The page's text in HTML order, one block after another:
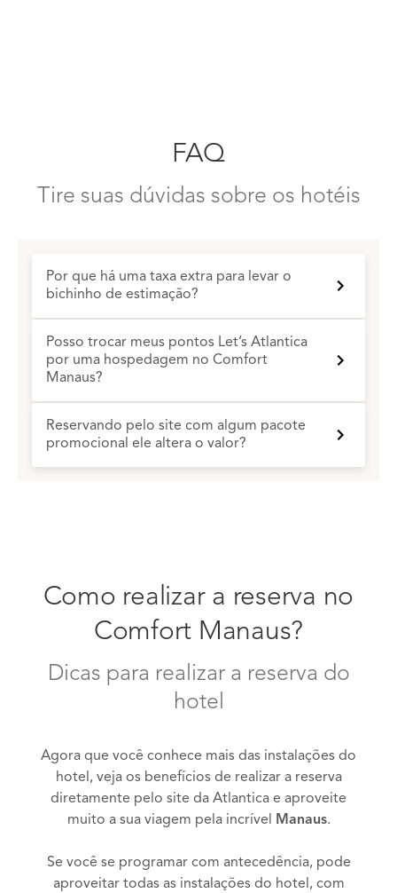
FAQ
Tire suas dúvidas sobre os hotéis
Por que há uma taxa extra para levar o
bichinho de estimação?
Posso trocar meus pontos Let’s Atlantica
por uma hospedagem no Comfort
Manaus?
Reservando pelo site com algum pacote
promocional ele altera o valor?
Como realizar a reserva no
Comfort Manaus?
Dicas para realizar a reserva do
hotel
Agora que você conhece mais das instalações do
hotel, veja os benefícios de realizar a reserva
diretamente pelo site da Atlantica e aproveite
muito a sua viagem pela incrível Manaus.
Se você se programar com antecedência, pode
aproveitar todas as instalações do hotel, com